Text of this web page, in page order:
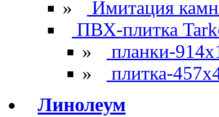
»
Имитация
ПВХ-плитка
»
планки-
»
плитка-
Линолеум